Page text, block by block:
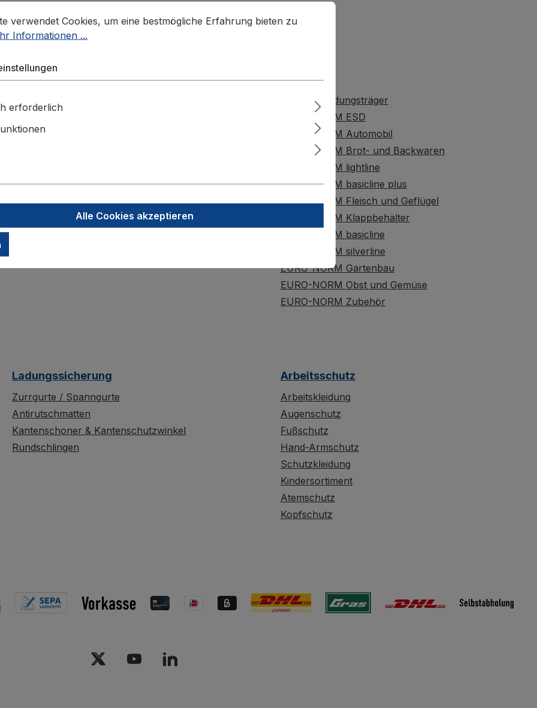
Hubgeräte & Hebemittel
Hochhubwagen semi-elektrisch
Elektrischer Handhubwagen
Minilifter
Lasthebemagnet
Behälter
GLT-Großladungsträger
EURO-NORM ESD
EURO-NORM Automobil
EURO-NORM Brot- und Backwaren
EURO-NORM lightline
EURO-NORM basicline plus
EURO-NORM Fleisch und Geflügel
EURO-NORM Klappbehälter
EURO-NORM basicline
EURO-NORM silverline
EURO-NORM Gartenbau
EURO-NORM Obst und Gemüse
EURO-NORM Zubehör
Ladungssicherung
Zurrgurte / Spanngurte
Antirutschmatten
Kantenschoner & Kantenschutzwinkel
Rundschlingen
Arbeitsschutz
Arbeitskleidung
Augenschutz
Fußschutz
Hand-Armschutz
Schutzkleidung
Kindersortiment
Atemschutz
Kopfschutz
Cookies, um eine bestmögliche Erfahrung bieten zu können.
Mehr Informationen ...
verwendet Cookies, um eine bestmögliche Erfahrung bieten zu
Informationen ...
erforderlich
Alle Cookies akzeptieren